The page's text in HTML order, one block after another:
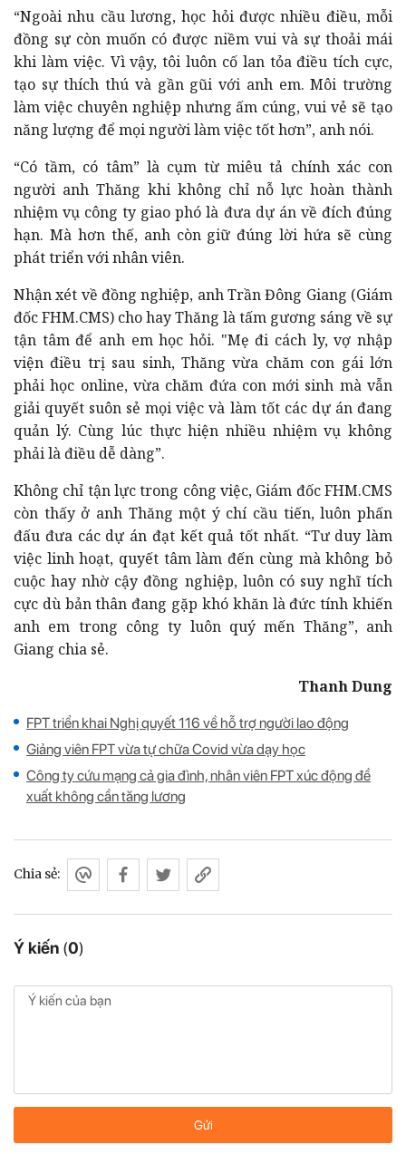
“Ngoài nhu cầu lương, học hỏi được nhiều điều, mỗi
đồng sự còn muốn có được niềm vui và sự thoải mái
khi làm việc. Vì vậy, tôi luôn cố lan tỏa điều tích cực,
tạo sự thích thú và gần gũi với anh em. Môi trường
làm việc chuyên nghiệp nhưng ấm cúng, vui vẻ sẽ tạo
năng lượng để mọi người làm việc tốt hơn”, anh nói.
“Có tầm, có tâm” là cụm từ miêu tả chính xác con
người anh Thăng khi không chỉ nỗ lực hoàn thành
nhiệm vụ công ty giao phó là đưa dự án về đích đúng
hạn. Mà hơn thế, anh còn giữ đúng lời hứa sẽ cùng
phát triển với nhân viên.
Nhận xét về đồng nghiệp, anh Trần Đông Giang (Giám
đốc FHM.CMS) cho hay Thăng là tấm gương sáng về sự
tận tâm để anh em học hỏi. "Mẹ đi cách ly, vợ nhập
viện điều trị sau sinh, Thăng vừa chăm con gái lớn
phải học online, vừa chăm đứa con mới sinh mà vẫn
giải quyết suôn sẻ mọi việc và làm tốt các dự án đang
quản lý. Cùng lúc thực hiện nhiều nhiệm vụ không
phải là điều dễ dàng”.
Không chỉ tận lực trong công việc, Giám đốc FHM.CMS
còn thấy ở anh Thăng một ý chí cầu tiến, luôn phấn
đấu đưa các dự án đạt kết quả tốt nhất. “Tư duy làm
việc linh hoạt, quyết tâm làm đến cùng mà không bỏ
cuộc hay nhờ cậy đồng nghiệp, luôn có suy nghĩ tích
cực dù bản thân đang gặp khó khăn là đức tính khiến
anh em trong công ty luôn quý mến Thăng”, anh
Giang chia sẻ.
Thanh Dung
FPT triển khai Nghị quyết 116 về hỗ trợ người lao động
Giảng viên FPT vừa tự chữa Covid vừa dạy học
Công ty cứu mạng cả gia đình, nhân viên FPT xúc động đề
xuất không cần tăng lương
Ý kiến (0)
Chia sẻ:
Gửi